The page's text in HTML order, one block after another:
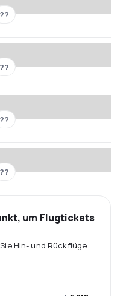
??
??
??
??
um Flugtickets
Hin- und Rückflüge